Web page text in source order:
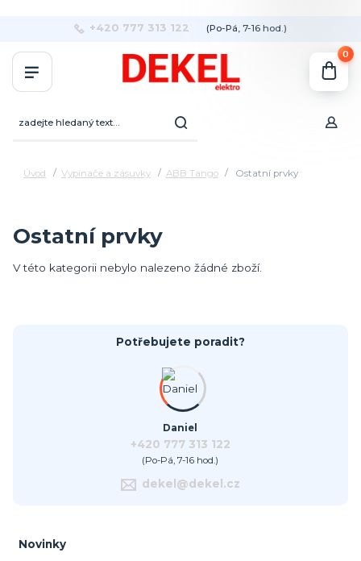
+420 777 313 122 (Po-Pá, 7-16 hod.)
0
Úvod Vypínače a zásuvky ABB Tango Ostatní prvky
Ostatní prvky
V této kategorii nebylo nalezeno žádné zboží.
Potřebujete poradit?
Daniel
+420 777 313 122
(Po-Pá, 7-16 hod.)
dekel@dekel.cz
Novinky